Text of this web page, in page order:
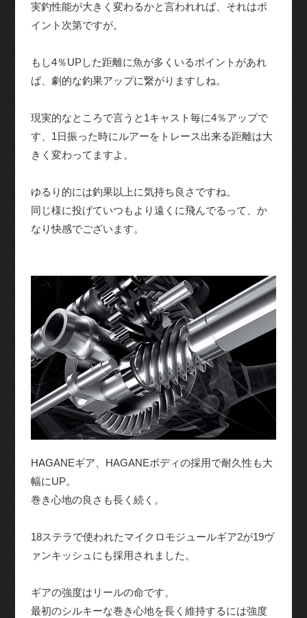
実釣性能が大きく変わるかと言われれば、それはポ
イント次第ですが。
もし4％UPした距離に魚が多くいるポイントがあれ
ば、劇的な釣果アップに繋がりますしね。
現実的なところで言うと1キャスト毎に4％アップで
す、1日振った時にルアーをトレース出来る距離は大
きく変わってますよ。
ゆるり的には釣果以上に気持ち良さですね。
同じ様に投げていつもより遠くに飛んでるって、か
なり快感でございます。
HAGANEギア、HAGANEボディの採用で耐久性も大
幅にUP。
巻き心地の良さも長く続く。
18ステラで使われたマイクロモジュールギア2が19ヴ
ァンキッシュにも採用されました。
ギアの強度はリールの命です。
最初のシルキーな巻き心地を長く維持するには強度